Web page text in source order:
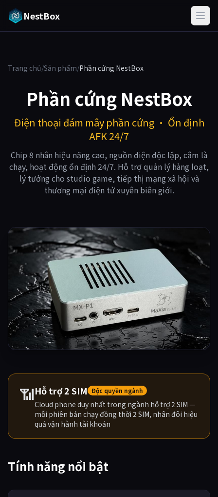
NestBox
Trang chủ/Sản phẩm/Phần cứng NestBox
Phần cứng NestBox
Điện thoại đám mây phần cứng · Ổn định
AFK 24/7
Chip 8 nhân hiệu năng cao, nguồn điện độc lập, cắm là
chạy, hoạt động ổn định 24/7. Hỗ trợ quản lý hàng loạt,
lý tưởng cho studio game, tiếp thị mạng xã hội và
thương mại điện tử xuyên biên giới.
📶Hỗ trợ 2 SIM Độc quyền ngành
Cloud phone duy nhất trong ngành hỗ trợ 2 SIM —
mỗi phiên bản chạy đồng thời 2 SIM, nhân đôi hiệu
quả vận hành tài khoản
Tính năng nổi bật